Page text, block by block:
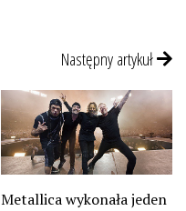
Następny artykuł
Metallica wykonała jeden